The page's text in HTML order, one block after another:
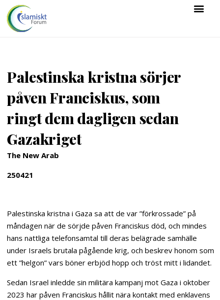
Palestinska kristna sörjer
påven Franciskus, som
ringt dem dagligen sedan
Gazakriget
The New Arab
250421
Palestinska kristna i Gaza sa att de var ”förkrossade” på
måndagen när de sörjde påven Franciskus död, och mindes
hans nattliga telefonsamtal till deras belägrade samhälle
under Israels brutala pågående krig, och beskrev honom som
ett ”helgon” vars böner erbjöd hopp och tröst mitt i lidandet.
Sedan Israel inledde sin militära kampanj mot Gaza i oktober
2023 har påven Franciskus hållit nära kontakt med enklavens